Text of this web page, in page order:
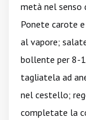
metà nel senso
Ponete carote
al vapore;
bollente per 8-
tagliatela ad
nel cestello;
completate la